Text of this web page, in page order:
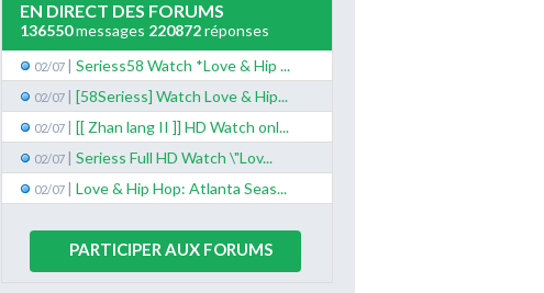
EN DIRECT DES FORUMS
136550messages 220872réponses
02/07 | Seriess58 Watch *Love & Hip ...
02/07 | [58Seriess] Watch Love & Hip...
02/07 | [[ Zhan lang II ]] HD Watch onl...
02/07 | Seriess Full HD Watch \"Lov...
02/07 | Love & Hip Hop: Atlanta Seas...
PARTICIPER AUX FORUMS